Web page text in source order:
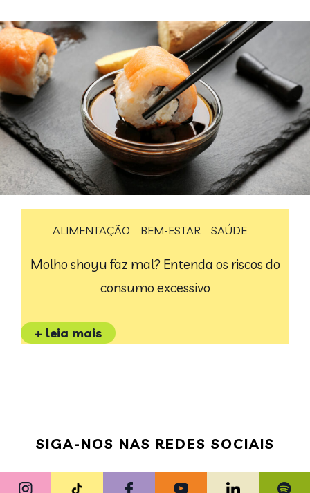
ALIMENTAÇÃO BEM-ESTAR SAÚDE
Molho shoyu faz mal? Entenda os riscos do
consumo excessivo
+ leia mais
SIGA-NOS NAS REDES SOCIAIS